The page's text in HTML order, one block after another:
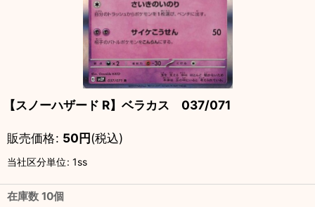
【スノーハザード R】ベラカス 037/071
販売価格: 50円(税込)
当社区分単位: 1ss
在庫数 10個